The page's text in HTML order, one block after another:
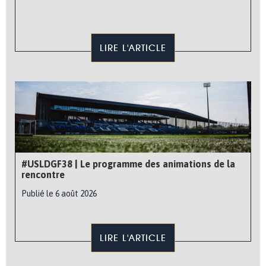
LIRE L'ARTICLE
#USLDGF38 | Le programme des animations de la
rencontre
Publié le 6 août 2026
LIRE L'ARTICLE